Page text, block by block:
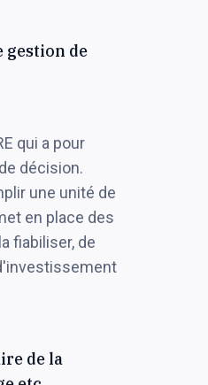
gestion de
qui a pour
décision.
une unité de
en place des
fiabiliser, de
de la